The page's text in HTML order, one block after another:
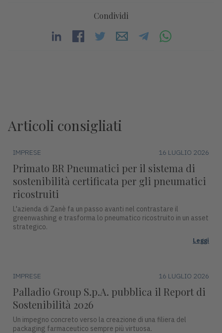
Condividi
Articoli consigliati
IMPRESE 16 LUGLIO 2026
Primato BR Pneumatici per il sistema di
sostenibilità certificata per gli pneumatici
ricostruiti
L'azienda di Zanè fa un passo avanti nel contrastare il
greenwashing e trasforma lo pneumatico ricostruito in un asset
strategico.
Leggi
IMPRESE 16 LUGLIO 2026
Palladio Group S.p.A. pubblica il Report di
Sostenibilità 2026
Un impegno concreto verso la creazione di una filiera del
packaging farmaceutico sempre più virtuosa.